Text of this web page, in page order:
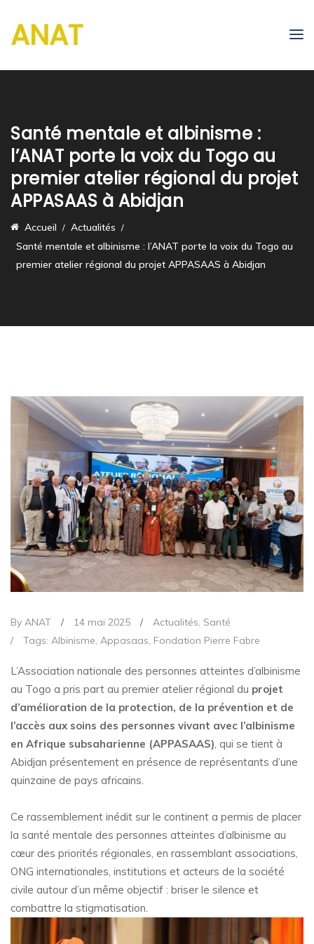
ANAT
Santé mentale et albinisme :
l’ANAT porte la voix du Togo au
premier atelier régional du projet
APPASAAS à Abidjan
Accueil
Actualités
Santé mentale et albinisme : l’ANAT porte la voix du Togo au
premier atelier régional du projet APPASAAS à Abidjan
By ANAT / 14 mai 2025 / Actualités, Santé
/
Tags: Albinisme, Appasaas, Fondation Pierre Fabre
L’Association nationale des personnes atteintes d’albinisme
au Togo a pris part au premier atelier régional du projet
d’amélioration de la protection, de la prévention et de
l’accès aux soins des personnes vivant avec l’albinisme
en Afrique subsaharienne (APPASAAS) , qui se tient à
Abidjan présentement en présence de représentants d’une
quinzaine de pays africains.
Ce rassemblement inédit sur le continent a permis de placer
la santé mentale des personnes atteintes d’albinisme au
cœur des priorités régionales, en rassemblant associations,
ONG internationales, institutions et acteurs de la société
civile autour d’un même objectif : briser le silence et
combattre la stigmatisation.